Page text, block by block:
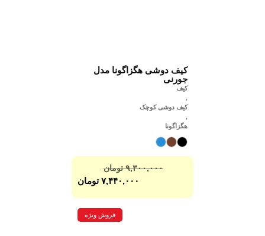
کیف دوشی هگزاگونا مدل
جورنی
کیف
کیف دوشی کوچک
هگزاگونا
۹,۳۰۰,۰۰۰ تومان
۷,۴۴۰,۰۰۰ تومان
فروش ویژه